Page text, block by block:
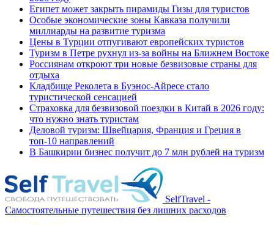
Египет может закрыть пирамиды Гизы для туристов
Особые экономические зоны Кавказа получили
миллиарды на развитие туризма
Цены в Турции отпугивают европейских туристов
Туризм в Петре рухнул из-за войны на Ближнем Востоке
Россиянам откроют три новые безвизовые страны для
отдыха
Кладбище Реколета в Буэнос-Айресе стало
туристической сенсацией
Страховка для безвизовой поездки в Китай в 2026 году:
что нужно знать туристам
Деловой туризм: Швейцария, Франция и Греция в
топ-10 направлений
В Башкирии бизнес получит до 7 млн рублей на туризм
SelfTravel -
Самостоятельные путешествия без лишних расходов